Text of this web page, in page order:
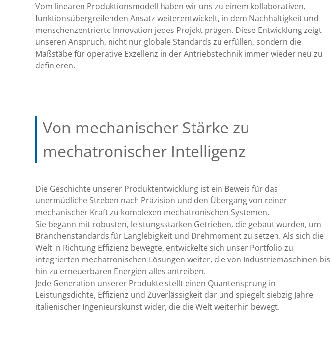
Vom linearen Produktionsmodell haben wir uns zu einem kollaborativen,
funktionsübergreifenden Ansatz weiterentwickelt, in dem Nachhaltigkeit und
menschenzentrierte Innovation jedes Projekt prägen. Diese Entwicklung zeigt
unseren Anspruch, nicht nur globale Standards zu erfüllen, sondern die
Maßstäbe für operative Exzellenz in der Antriebstechnik immer wieder neu zu
definieren.
Von mechanischer Stärke zu
mechatronischer Intelligenz
Die Geschichte unserer Produktentwicklung ist ein Beweis für das
unermüdliche Streben nach Präzision und den Übergang von reiner
mechanischer Kraft zu komplexen mechatronischen Systemen.
Sie begann mit robusten, leistungsstarken Getrieben, die gebaut wurden, um
Branchenstandards für Langlebigkeit und Drehmoment zu setzen. Als sich die
Welt in Richtung Effizienz bewegte, entwickelte sich unser Portfolio zu
integrierten mechatronischen Lösungen weiter, die von Industriemaschinen bis
hin zu erneuerbaren Energien alles antreiben.
Jede Generation unserer Produkte stellt einen Quantensprung in
Leistungsdichte, Effizienz und Zuverlässigkeit dar und spiegelt siebzig Jahre
italienischer Ingenieurskunst wider, die die Welt weiterhin bewegt.